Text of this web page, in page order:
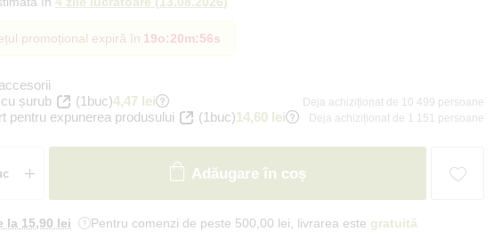
promoțional expiră în 19o:20m:54s
șurub
(1buc)4,47 lei Deja achiziționat de 10 499 persoane
pentru expunerea produsului (1buc)14,60 lei Deja achiziționat de 1 151 persoane
Adăugare în coș
la 15,90 lei Pentru comenzi de peste 500,00 lei, livrarea este gratuită